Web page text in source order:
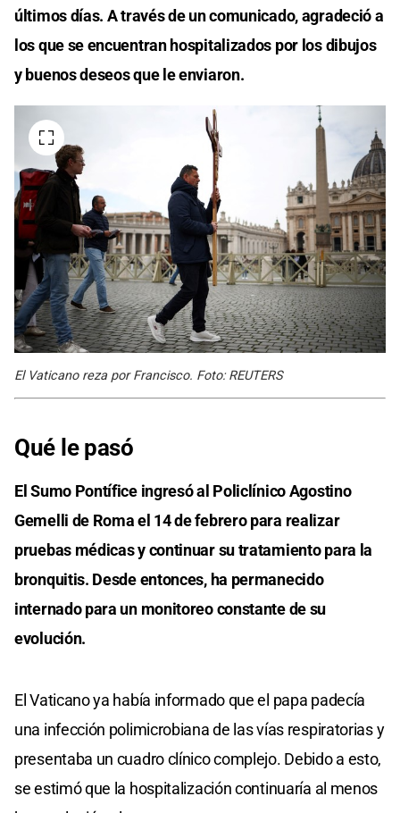
últimos días. A través de un comunicado, agradeció a
los que se encuentran hospitalizados por los dibujos
y buenos deseos que le enviaron.
El Vaticano reza por Francisco. Foto: REUTERS
Qué le pasó
El Sumo Pontífice ingresó al Policlínico Agostino
Gemelli de Roma el 14 de febrero para realizar
pruebas médicas y continuar su tratamiento para la
bronquitis. Desde entonces, ha permanecido
internado para un monitoreo constante de su
evolución.
El Vaticano ya había informado que el papa padecía
una infección polimicrobiana de las vías respiratorias y
presentaba un cuadro clínico complejo. Debido a esto,
se estimó que la hospitalización continuaría al menos